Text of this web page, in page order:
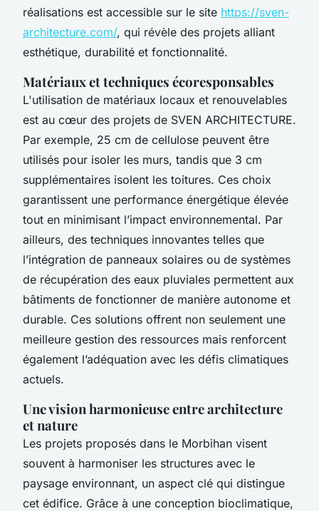
réalisations est accessible sur le site https://sven-
architecture.com/, qui révèle des projets alliant
esthétique, durabilité et fonctionnalité.
Matériaux et techniques écoresponsables
L'utilisation de matériaux locaux et renouvelables
est au cœur des projets de SVEN ARCHITECTURE.
Par exemple, 25 cm de cellulose peuvent être
utilisés pour isoler les murs, tandis que 3 cm
supplémentaires isolent les toitures. Ces choix
garantissent une performance énergétique élevée
tout en minimisant l’impact environnemental. Par
ailleurs, des techniques innovantes telles que
l’intégration de panneaux solaires ou de systèmes
de récupération des eaux pluviales permettent aux
bâtiments de fonctionner de manière autonome et
durable. Ces solutions offrent non seulement une
meilleure gestion des ressources mais renforcent
également l’adéquation avec les défis climatiques
actuels.
Une vision harmonieuse entre architecture
et nature
Les projets proposés dans le Morbihan visent
souvent à harmoniser les structures avec le
paysage environnant, un aspect clé qui distingue
cet édifice. Grâce à une conception bioclimatique,